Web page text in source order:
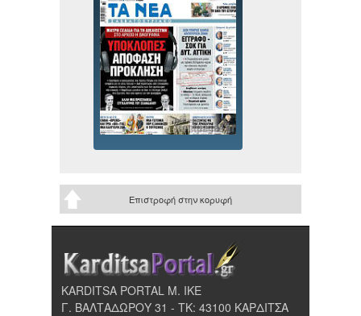
Επιστροφή στην κορυφή
KARDITSA PORTAL Μ. ΙΚΕ
Γ. ΒΑΛΤΑΔΩΡΟΥ 31 - ΤΚ: 43100 ΚΑΡΔΙΤΣΑ